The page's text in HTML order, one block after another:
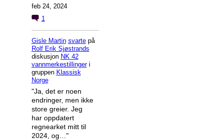
feb 24, 2024
1
Gisle Martin svartepå
Rolf Erik Sjøstrands
diskusjon NK 42
vannmerkestillingeri
gruppen Klassisk
Norge
"Ja, det er noen
endringer, men ikke
store greier. Jeg
har oppdatert
regnearket mitt til
2024, og…"